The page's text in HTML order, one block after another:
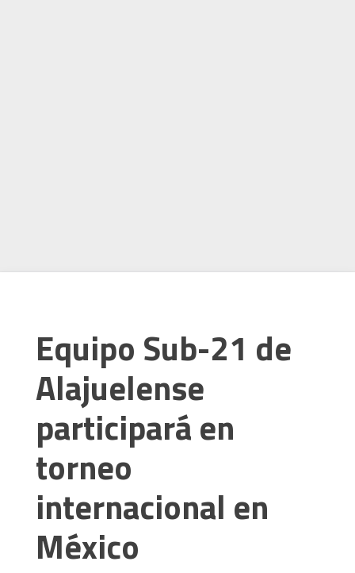
Equipo Sub-21 de
Alajuelense
participará en
torneo
internacional en
México